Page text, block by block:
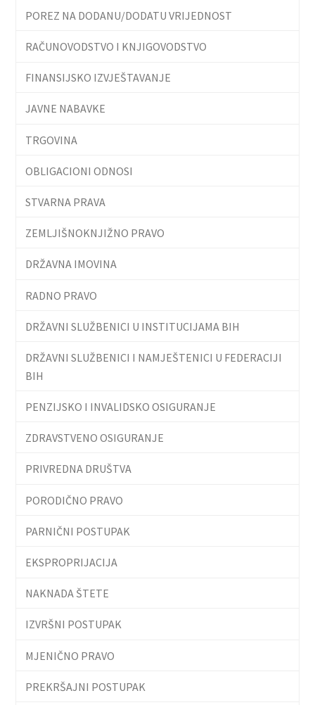
POREZ NA DODANU/DODATU VRIJEDNOST
RAČUNOVODSTVO I KNJIGOVODSTVO
FINANSIJSKO IZVJEŠTAVANJE
JAVNE NABAVKE
TRGOVINA
OBLIGACIONI ODNOSI
STVARNA PRAVA
ZEMLJIŠNOKNJIŽNO PRAVO
DRŽAVNA IMOVINA
RADNO PRAVO
DRŽAVNI SLUŽBENICI U INSTITUCIJAMA BIH
DRŽAVNI SLUŽBENICI I NAMJEŠTENICI U FEDERACIJI
BIH
PENZIJSKO I INVALIDSKO OSIGURANJE
ZDRAVSTVENO OSIGURANJE
PRIVREDNA DRUŠTVA
PORODIČNO PRAVO
PARNIČNI POSTUPAK
EKSPROPRIJACIJA
NAKNADA ŠTETE
IZVRŠNI POSTUPAK
MJENIČNO PRAVO
PREKRŠAJNI POSTUPAK